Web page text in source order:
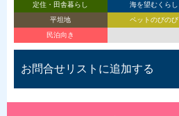
定住・田舎暮らし 海を望むくらし
平坦地
ペットのびのび
民泊向き
お問合せリストに追加する